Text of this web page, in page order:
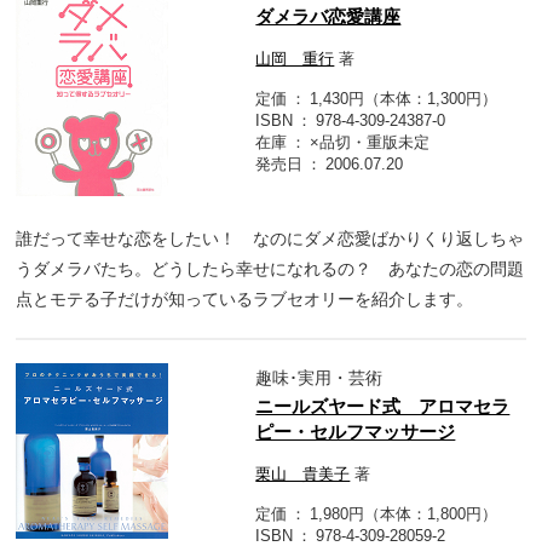
ダメラバ恋愛講座
山岡 重行 著
定価
1,430円（本体：1,300円）
ISBN
978-4-309-24387-0
在庫
×品切・重版未定
発売日
2006.07.20
誰だって幸せな恋をしたい！ なのにダメ恋愛ばかりくり返しちゃ
うダメラバたち。どうしたら幸せになれるの？ あなたの恋の問題
点とモテる子だけが知っているラブセオリーを紹介します。
趣味･実用・芸術
ニールズヤード式 アロマセラ
ピー・セルフマッサージ
栗山 貴美子 著
定価
1,980円（本体：1,800円）
ISBN
978-4-309-28059-2